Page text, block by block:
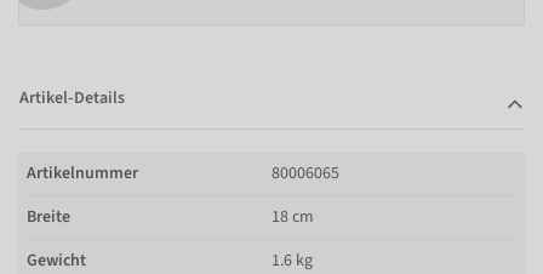
Artikel-Details
Artikelnummer
80006065
Breite
18 cm
Gewicht
1.6 kg